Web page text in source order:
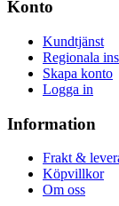
Konto
Kundtjänst
Regionala
Skapa konto
Logga in
Information
Frakt &
Köpvillkor
Om oss